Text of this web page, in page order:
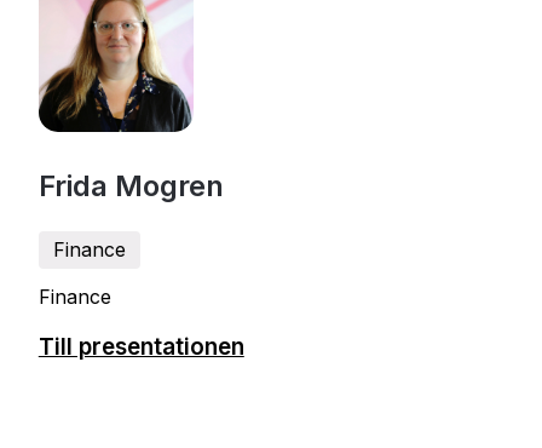
Frida Mogren
Finance
Finance
Till presentationen